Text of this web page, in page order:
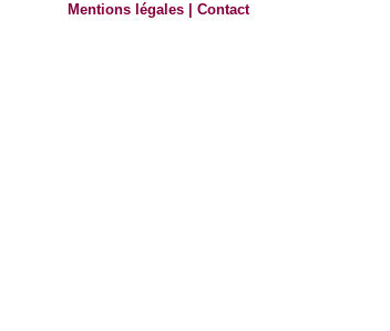
Mentions légales |Contact